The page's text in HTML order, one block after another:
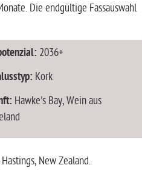
Die endgültige Fassauswahl
2036+
Kork
Hawke's Bay, Wein aus
New Zealand.